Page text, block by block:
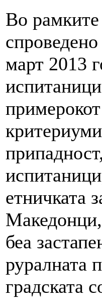
Во рамките
март 2013
етничката
беа
руралната
градската